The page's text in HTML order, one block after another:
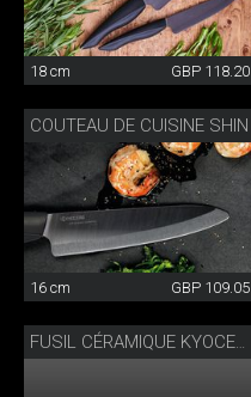
18 cm GBP 118.20
COUTEAU DE CUISINE SHIN
16 cm GBP 109.05